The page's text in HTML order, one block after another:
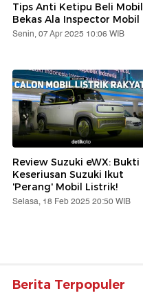
Tips Anti Ketipu Beli Mobil
Bekas Ala Inspector Mobil
Senin, 07 Apr 2025 10:06 WIB
Review Suzuki eWX: Bukti
Keseriusan Suzuki Ikut
'Perang' Mobil Listrik!
Selasa, 18 Feb 2025 20:50 WIB
Berita Terpopuler